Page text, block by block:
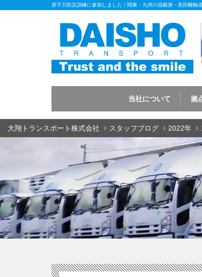
原子力防災訓練に参加しました｜関東・九州の混載便・長距離
当社について 拠
大翔トランスポート株式会社 スタッフブログ 2022年